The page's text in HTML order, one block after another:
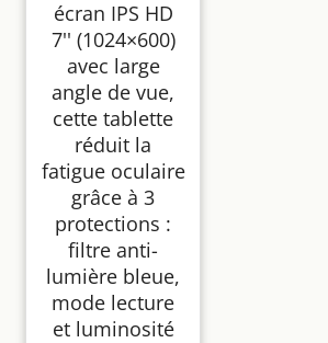
écran IPS HD
7'' (1024×600)
avec large
angle de vue,
cette tablette
réduit la
fatigue oculaire
grâce à 3
protections :
filtre anti-
lumière bleue,
mode lecture
et luminosité